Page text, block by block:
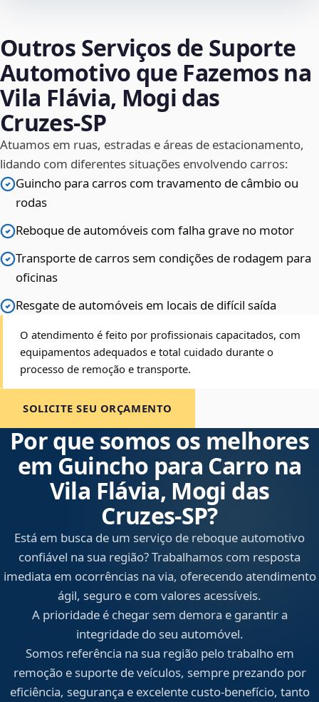
Outros Serviços de Suporte
Automotivo que Fazemos na
Vila Flávia, Mogi das
Cruzes‑SP
Atuamos em ruas, estradas e áreas de estacionamento,
lidando com diferentes situações envolvendo carros:
Guincho para carros com travamento de câmbio ou
rodas
Reboque de automóveis com falha grave no motor
Transporte de carros sem condições de rodagem para
oficinas
Resgate de automóveis em locais de difícil saída
O atendimento é feito por profissionais capacitados, com
equipamentos adequados e total cuidado durante o
processo de remoção e transporte.
SOLICITE SEU ORÇAMENTO
Por que somos os melhores
em Guincho para Carro na
Vila Flávia, Mogi das
Cruzes‑SP?
Está em busca de um serviço de reboque automotivo
confiável na sua região? Trabalhamos com resposta
imediata em ocorrências na via, oferecendo atendimento
ágil, seguro e com valores acessíveis.
A prioridade é chegar sem demora e garantir a
integridade do seu automóvel.
Somos referência na sua região pelo trabalho em
remoção e suporte de veículos, sempre prezando por
eficiência, segurança e excelente custo-benefício, tanto